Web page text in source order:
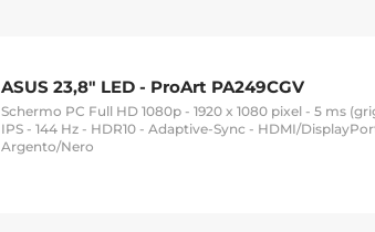
ASUS 23,8" LED - ProArt PA249CGV
Schermo PC Full HD 1080p - 1920 x 1080 pixel - 5 ms
IPS - 144 Hz - HDR10 - Adaptive-Sync - HDMI/
Argento/Nero